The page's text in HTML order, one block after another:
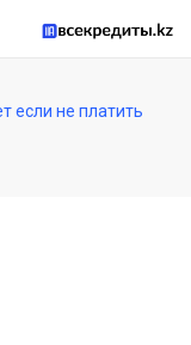
если не платить